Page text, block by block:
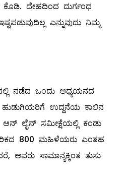
ಕೊಡಿ. ದೇಹದಿಂದ ದುರ್ಗಂಧ
ಎನ್ನುವುದು ನಿಮ್ಮ
ನಡೆದ ಒಂದು ಅಧ್ಯಯನದ
ಉದ್ದನೆಯ ಕಾಲಿನ
ಆನ್‌ ಲೈನ್‌ ಸಮೀಕ್ಷೆಯಲ್ಲಿ ಕಂಡು
800 ಮಹಿಳೆಯರು ಎಂತಹ
ಅವರು ಸಾಮಾನ್ಯಕ್ಕಿಂತ ತುಸು